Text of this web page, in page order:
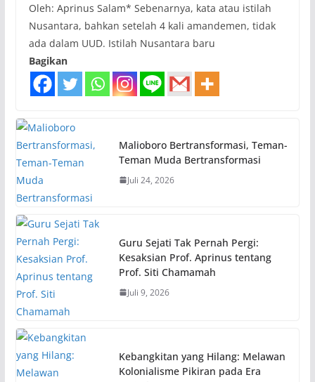
Oleh: Aprinus Salam* Sebenarnya, kata atau istilah
Nusantara, bahkan setelah 4 kali amandemen, tidak
ada dalam UUD. Istilah Nusantara baru
Bagikan
Malioboro Bertransformasi, Teman-
Teman Muda Bertransformasi
Juli 24, 2026
Guru Sejati Tak Pernah Pergi:
Kesaksian Prof. Aprinus tentang
Prof. Siti Chamamah
Juli 9, 2026
Kebangkitan yang Hilang: Melawan
Kolonialisme Pikiran pada Era